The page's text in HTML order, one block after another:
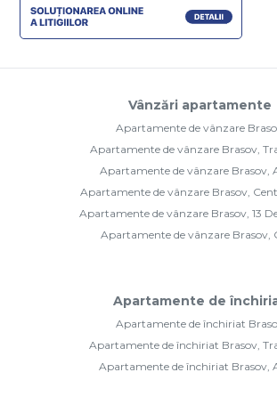
Vânzări apartamente
Apartamente de vânzare
Apartamente de vânzare Brasov,
Apartamente de vânzare Brasov,
Apartamente de vânzare Brasov,
Apartamente de vânzare Brasov, 13
Apartamente de vânzare Brasov,
Apartamente de
Apartamente de închiriat
Apartamente de închiriat Brasov,
Apartamente de închiriat Brasov,